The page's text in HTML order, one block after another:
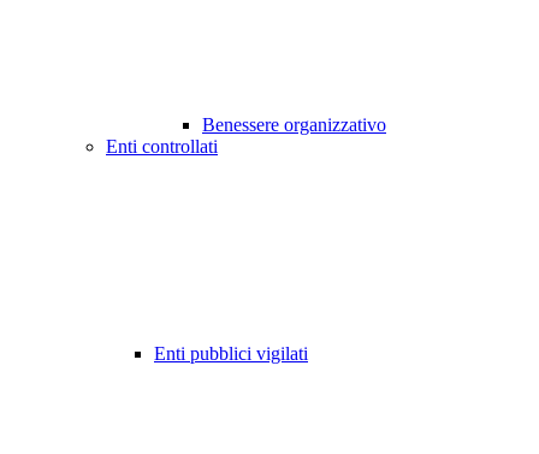
Benessere organizzativo
Enti controllati
Enti pubblici vigilati